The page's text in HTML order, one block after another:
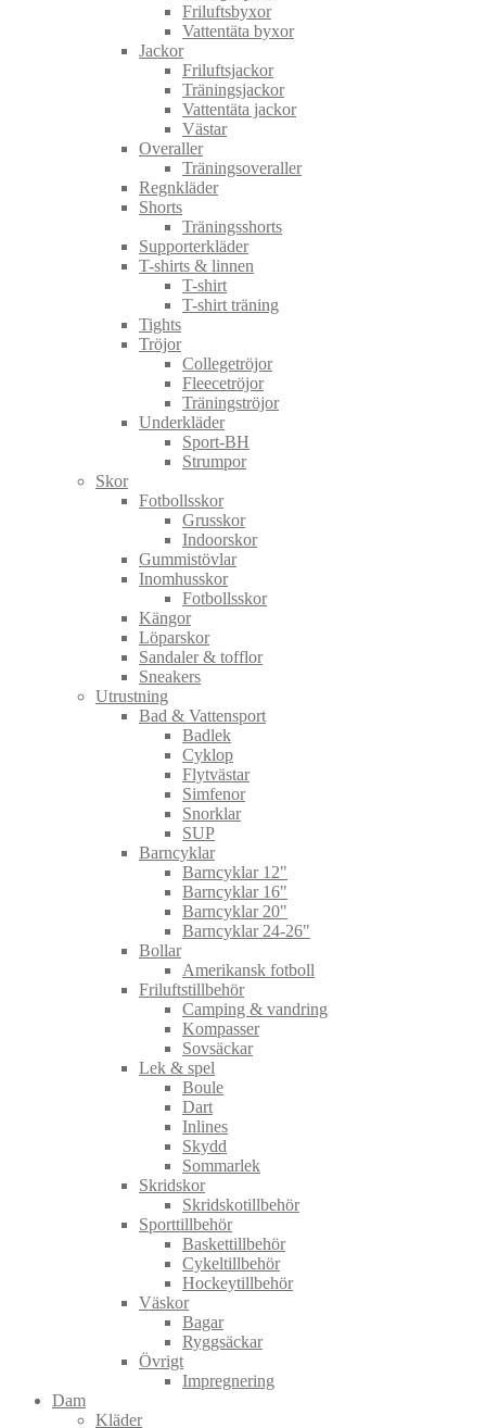
Friluftsbyxor
Vattentäta byxor
Jackor
Friluftsjackor
Träningsjackor
Vattentäta jackor
Västar
Overaller
Träningsoveraller
Regnkläder
Shorts
Träningsshorts
Supporterkläder
T-shirts & linnen
T-shirt
T-shirt träning
Tights
Tröjor
Collegetröjor
Fleecetröjor
Träningströjor
Underkläder
Sport-BH
Strumpor
Skor
Fotbollsskor
Grusskor
Indoorskor
Gummistövlar
Inomhusskor
Fotbollsskor
Kängor
Löparskor
Sandaler & tofflor
Sneakers
Utrustning
Bad & Vattensport
Badlek
Cyklop
Flytvästar
Simfenor
Snorklar
SUP
Barncyklar
Barncyklar 12"
Barncyklar 16"
Barncyklar 20"
Barncyklar 24-26"
Bollar
Amerikansk fotboll
Friluftstillbehör
Camping & vandring
Kompasser
Sovsäckar
Lek & spel
Boule
Dart
Inlines
Skydd
Sommarlek
Skridskor
Skridskotillbehör
Sporttillbehör
Baskettillbehör
Cykeltillbehör
Hockeytillbehör
Väskor
Bagar
Ryggsäckar
Övrigt
Impregnering
Dam
Kläder